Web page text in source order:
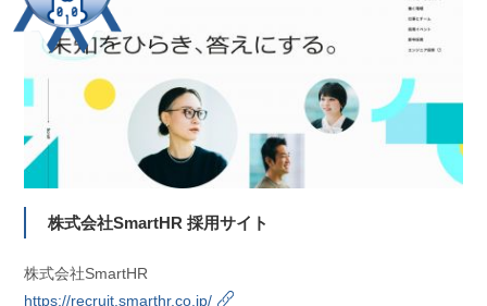
株式会社SmartHR 採用サイト
株式会社SmartHR
https://recruit.smarthr.co.jp/